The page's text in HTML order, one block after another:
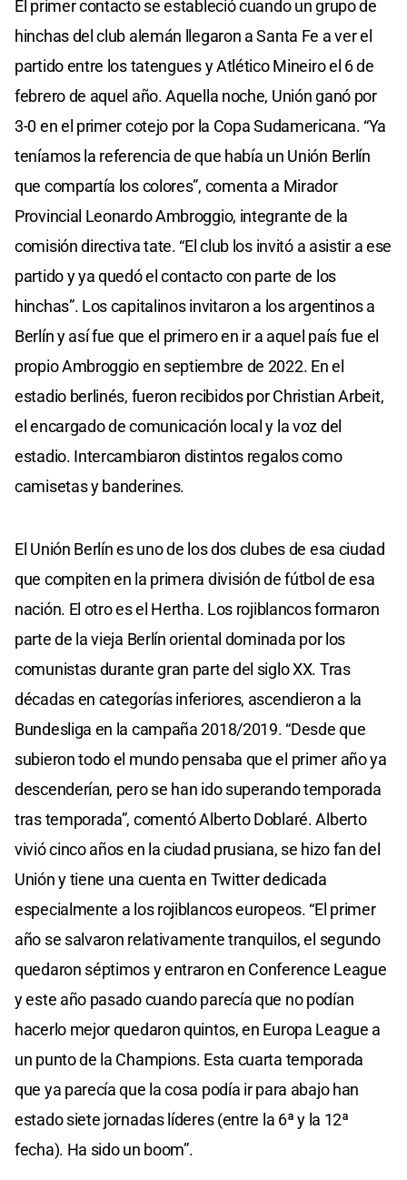
El primer contacto se estableció cuando un grupo de
hinchas del club alemán llegaron a Santa Fe a ver el
partido entre los tatengues y Atlético Mineiro el 6 de
febrero de aquel año. Aquella noche, Unión ganó por
3-0 en el primer cotejo por la Copa Sudamericana. “Ya
teníamos la referencia de que había un Unión Berlín
que compartía los colores”, comenta a Mirador
Provincial Leonardo Ambroggio, integrante de la
comisión directiva tate. “El club los invitó a asistir a ese
partido y ya quedó el contacto con parte de los
hinchas”. Los capitalinos invitaron a los argentinos a
Berlín y así fue que el primero en ir a aquel país fue el
propio Ambroggio en septiembre de 2022. En el
estadio berlinés, fueron recibidos por Christian Arbeit,
el encargado de comunicación local y la voz del
estadio. Intercambiaron distintos regalos como
camisetas y banderines.
El Unión Berlín es uno de los dos clubes de esa ciudad
que compiten en la primera división de fútbol de esa
nación. El otro es el Hertha. Los rojiblancos formaron
parte de la vieja Berlín oriental dominada por los
comunistas durante gran parte del siglo XX. Tras
décadas en categorías inferiores, ascendieron a la
Bundesliga en la campaña 2018/2019. “Desde que
subieron todo el mundo pensaba que el primer año ya
descenderían, pero se han ido superando temporada
tras temporada”, comentó Alberto Doblaré. Alberto
vivió cinco años en la ciudad prusiana, se hizo fan del
Unión y tiene una cuenta en Twitter dedicada
especialmente a los rojiblancos europeos. “El primer
año se salvaron relativamente tranquilos, el segundo
quedaron séptimos y entraron en Conference League
y este año pasado cuando parecía que no podían
hacerlo mejor quedaron quintos, en Europa League a
un punto de la Champions. Esta cuarta temporada
que ya parecía que la cosa podía ir para abajo han
estado siete jornadas líderes (entre la 6ª y la 12ª
fecha). Ha sido un boom”.